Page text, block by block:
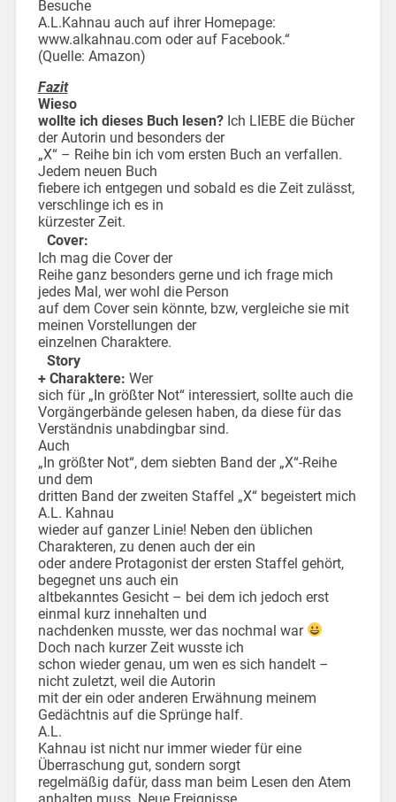
Besuche
A.L.Kahnau auch auf ihrer Homepage:
www.alkahnau.com oder auf Facebook.“
(Quelle: Amazon)
Fazit
Wieso
wollte ich dieses Buch lesen? Ich LIEBE die Bücher
der Autorin und besonders der
„X“ – Reihe bin ich vom ersten Buch an verfallen.
Jedem neuen Buch
fiebere ich entgegen und sobald es die Zeit zulässt,
verschlinge ich es in
kürzester Zeit.
Cover:
Ich mag die Cover der
Reihe ganz besonders gerne und ich frage mich
jedes Mal, wer wohl die Person
auf dem Cover sein könnte, bzw, vergleiche sie mit
meinen Vorstellungen der
einzelnen Charaktere.
Story
+ Charaktere: Wer
sich für „In größter Not“ interessiert, sollte auch die
Vorgängerbände gelesen haben, da diese für das
Verständnis unabdingbar sind.
Auch
„In größter Not“, dem siebten Band der „X“-Reihe
und dem
dritten Band der zweiten Staffel „X“ begeistert mich
A.L. Kahnau
wieder auf ganzer Linie! Neben den üblichen
Charakteren, zu denen auch der ein
oder andere Protagonist der ersten Staffel gehört,
begegnet uns auch ein
altbekanntes Gesicht – bei dem ich jedoch erst
einmal kurz innehalten und
nachdenken musste, wer das nochmal war
Doch nach kurzer Zeit wusste ich
schon wieder genau, um wen es sich handelt –
nicht zuletzt, weil die Autorin
mit der ein oder anderen Erwähnung meinem
Gedächtnis auf die Sprünge half.
A.L.
Kahnau ist nicht nur immer wieder für eine
Überraschung gut, sondern sorgt
regelmäßig dafür, dass man beim Lesen den Atem